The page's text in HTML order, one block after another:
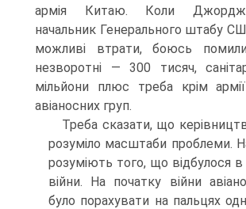
армія Китаю. Коли
начальник Генерального штабу
можливі втрати, боюсь
незворотні — 300 тисяч,
мільйони плюс треба крім
авіаносних груп.
Треба сказати, що
розуміло масштаби проблеми.
розуміють того, що відбулося
війни. На початку війни
було порахувати на пальцях